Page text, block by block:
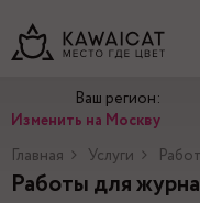
Ваш регион:
Изменить на Москву
Главная Услуги
Работы для